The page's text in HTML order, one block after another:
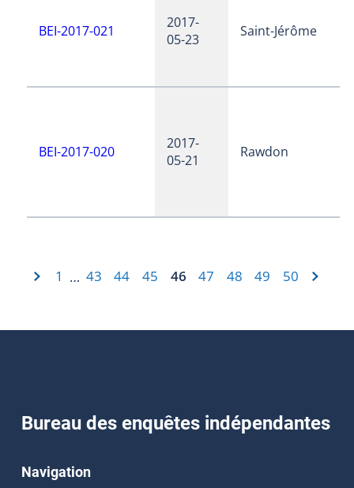
BEI-2017-021
2017-
05-23
Saint-Jérôme
BEI-2017-020
2017-
05-21
Rawdon
1 … 43 44 45 46 47 48 49 50
Bureau des enquêtes indépendantes
Navigation